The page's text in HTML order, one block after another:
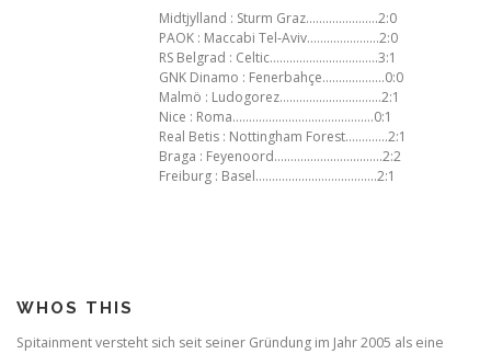
Midtjylland : Sturm Graz………………….2:0
PAOK : Maccabi Tel‑Aviv………………….2:0
RS Belgrad : Celtic……………………………3:1
GNK Dinamo : Fenerbahçe……………….0:0
Malmö : Ludogorez………………………….2:1
Nice : Roma…………………………………….0:1
Real Betis : Nottingham Forest………….2:1
Braga : Feyenoord……………………………2:2
Freiburg : Basel……………………………….2:1
WHOS THIS
Spitainment versteht sich seit seiner Gründung im Jahr 2005 als eine